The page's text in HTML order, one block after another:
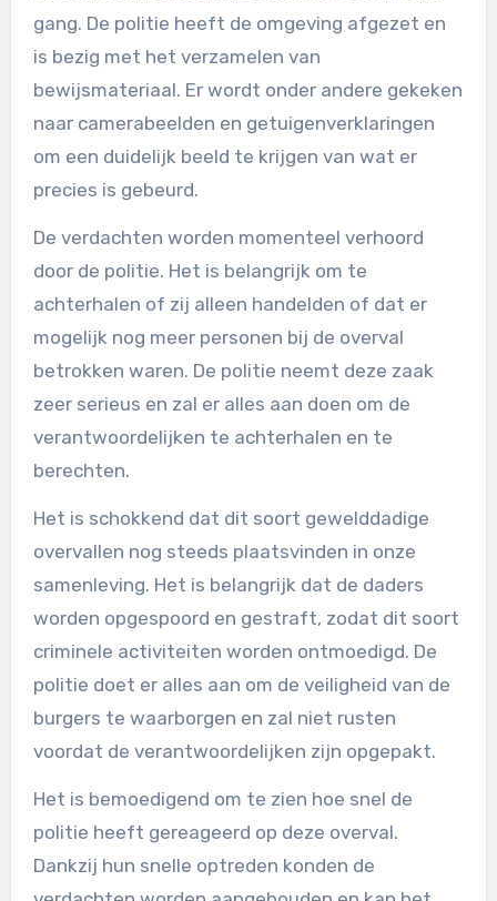
gang. De politie heeft de omgeving afgezet en
is bezig met het verzamelen van
bewijsmateriaal. Er wordt onder andere gekeken
naar camerabeelden en getuigenverklaringen
om een duidelijk beeld te krijgen van wat er
precies is gebeurd.
De verdachten worden momenteel verhoord
door de politie. Het is belangrijk om te
achterhalen of zij alleen handelden of dat er
mogelijk nog meer personen bij de overval
betrokken waren. De politie neemt deze zaak
zeer serieus en zal er alles aan doen om de
verantwoordelijken te achterhalen en te
berechten.
Het is schokkend dat dit soort gewelddadige
overvallen nog steeds plaatsvinden in onze
samenleving. Het is belangrijk dat de daders
worden opgespoord en gestraft, zodat dit soort
criminele activiteiten worden ontmoedigd. De
politie doet er alles aan om de veiligheid van de
burgers te waarborgen en zal niet rusten
voordat de verantwoordelijken zijn opgepakt.
Het is bemoedigend om te zien hoe snel de
politie heeft gereageerd op deze overval.
Dankzij hun snelle optreden konden de